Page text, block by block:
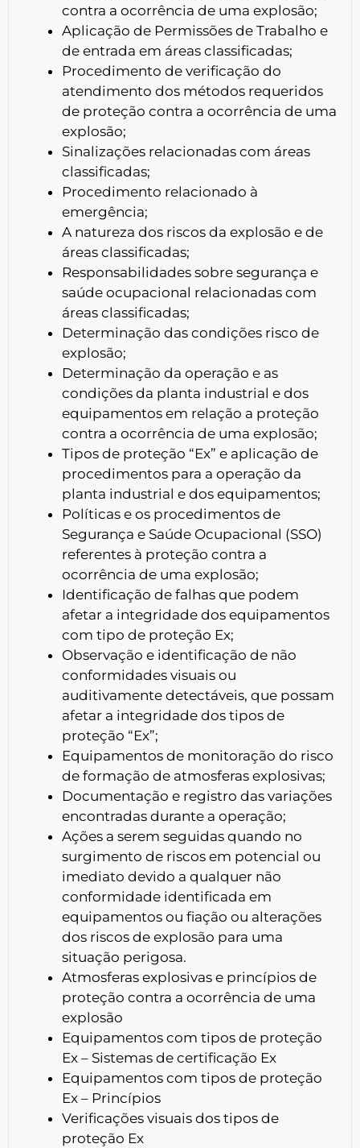
contra a ocorrência de uma explosão;
Aplicação de Permissões de Trabalho e
de entrada em áreas classificadas;
Procedimento de verificação do
atendimento dos métodos requeridos
de proteção contra a ocorrência de uma
explosão;
Sinalizações relacionadas com áreas
classificadas;
Procedimento relacionado à
emergência;
A natureza dos riscos da explosão e de
áreas classificadas;
Responsabilidades sobre segurança e
saúde ocupacional relacionadas com
áreas classificadas;
Determinação das condições risco de
explosão;
Determinação da operação e as
condições da planta industrial e dos
equipamentos em relação a proteção
contra a ocorrência de uma explosão;
Tipos de proteção “Ex” e aplicação de
procedimentos para a operação da
planta industrial e dos equipamentos;
Políticas e os procedimentos de
Segurança e Saúde Ocupacional (SSO)
referentes à proteção contra a
ocorrência de uma explosão;
Identificação de falhas que podem
afetar a integridade dos equipamentos
com tipo de proteção Ex;
Observação e identificação de não
conformidades visuais ou
auditivamente detectáveis, que possam
afetar a integridade dos tipos de
proteção “Ex”;
Equipamentos de monitoração do risco
de formação de atmosferas explosivas;
Documentação e registro das variações
encontradas durante a operação;
Ações a serem seguidas quando no
surgimento de riscos em potencial ou
imediato devido a qualquer não
conformidade identificada em
equipamentos ou fiação ou alterações
dos riscos de explosão para uma
situação perigosa.
Atmosferas explosivas e princípios de
proteção contra a ocorrência de uma
explosão
Equipamentos com tipos de proteção
Ex – Sistemas de certificação Ex
Equipamentos com tipos de proteção
Ex – Princípios
Verificações visuais dos tipos de
proteção Ex